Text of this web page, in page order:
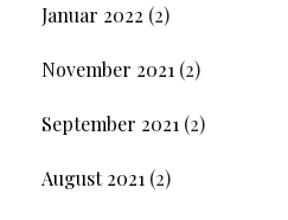
Januar 2022 (2)
November 2021 (2)
September 2021 (2)
August 2021 (2)